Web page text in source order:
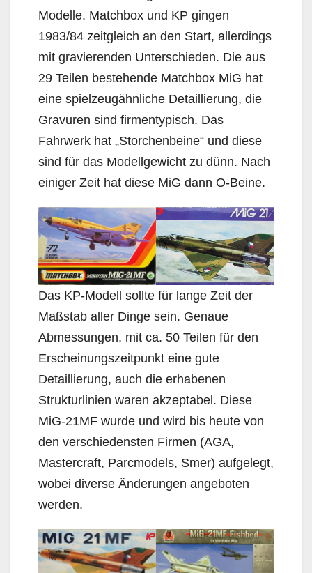
Modelle. Matchbox und KP gingen
1983/84 zeitgleich an den Start, allerdings
mit gravierenden Unterschieden. Die aus
29 Teilen bestehende Matchbox MiG hat
eine spielzeugähnliche Detaillierung, die
Gravuren sind firmentypisch. Das
Fahrwerk hat „Storchenbeine“ und diese
sind für das Modellgewicht zu dünn. Nach
einiger Zeit hat diese MiG dann O-Beine.
Das KP-Modell sollte für lange Zeit der
Maßstab aller Dinge sein. Genaue
Abmessungen, mit ca. 50 Teilen für den
Erscheinungszeitpunkt eine gute
Detaillierung, auch die erhabenen
Strukturlinien waren akzeptabel. Diese
MiG-21MF wurde und wird bis heute von
den verschiedensten Firmen (AGA,
Mastercraft, Parcmodels, Smer) aufgelegt,
wobei diverse Änderungen angeboten
werden.